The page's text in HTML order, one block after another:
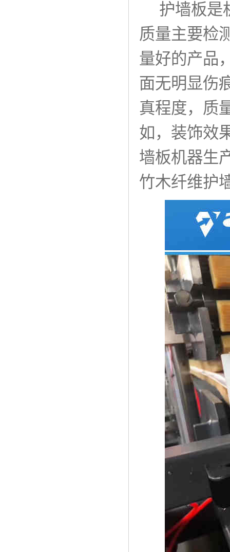
护墙板是
质量主要检
量好的产品
面无明显伤
真程度，质
如，装饰效
墙板机器生
竹木纤维护